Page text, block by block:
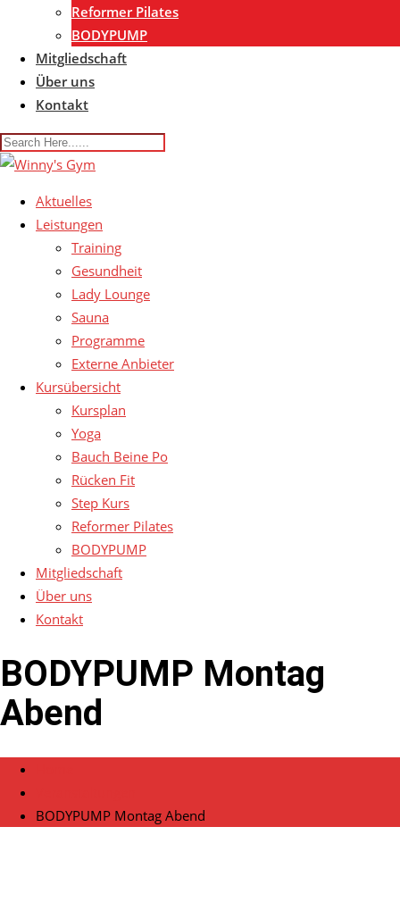
Reformer Pilates
BODYPUMP
Mitgliedschaft
Über uns
Kontakt
Aktuelles
Leistungen
Training
Gesundheit
Lady Lounge
Sauna
Programme
Externe Anbieter
Kursübersicht
Kursplan
Yoga
Bauch Beine Po
Rücken Fit
Step Kurs
Reformer Pilates
BODYPUMP
Mitgliedschaft
Über uns
Kontakt
BODYPUMP Montag
Abend
BODYPUMP Montag Abend